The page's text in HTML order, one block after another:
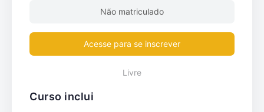
Não matriculado
Acesse para se inscrever
Livre
Curso inclui